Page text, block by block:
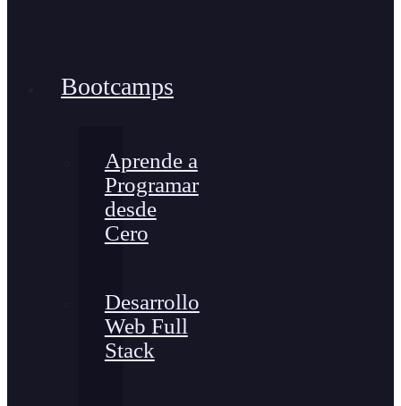
Bootcamps
Aprende a
Programar
desde
Cero
Desarrollo
Web Full
Stack